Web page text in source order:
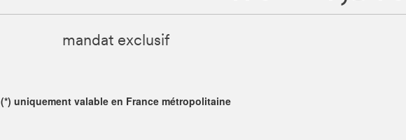
mandat exclusif
(*) uniquement valable en France métropolitaine